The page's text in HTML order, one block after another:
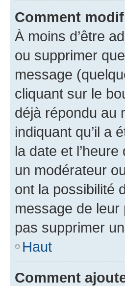
Comment
À moins d’être
ou supprimer
message
cliquant sur le
déjà répondu au
indiquant qu’il a
la date et
un modérateur
ont la possibilité
message de
pas supprimer
Haut
Comment